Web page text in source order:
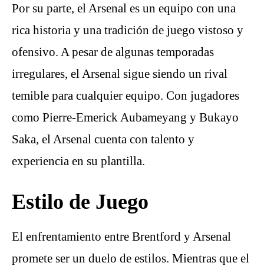
Por su parte, el Arsenal es un equipo con una
rica historia y una tradición de juego vistoso y
ofensivo. A pesar de algunas temporadas
irregulares, el Arsenal sigue siendo un rival
temible para cualquier equipo. Con jugadores
como Pierre-Emerick Aubameyang y Bukayo
Saka, el Arsenal cuenta con talento y
experiencia en su plantilla.
Estilo de Juego
El enfrentamiento entre Brentford y Arsenal
promete ser un duelo de estilos. Mientras que el